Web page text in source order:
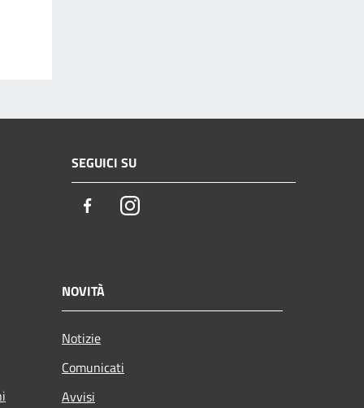
SEGUICI SU
FacebookInstagram
NOVITÀ
Notizie
Comunicati
Avvisi